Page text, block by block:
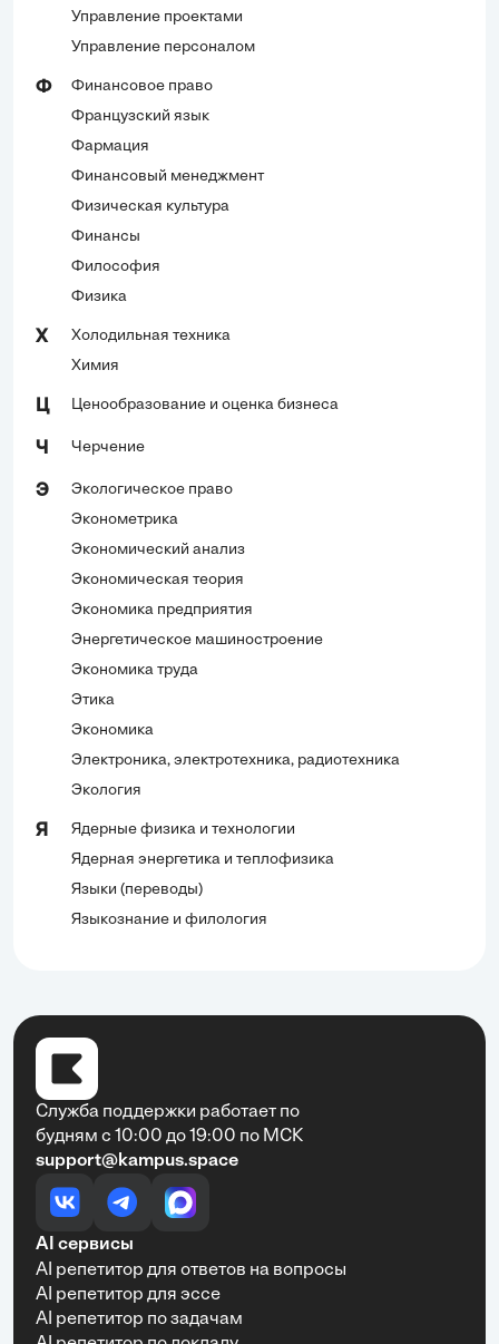
Управление проектами
Управление персоналом
Ф
Финансовое право
Французский язык
Фармация
Финансовый менеджмент
Физическая культура
Финансы
Философия
Физика
Х
Холодильная техника
Химия
Ц Ценообразование и оценка бизнеса
Ч Черчение
Э
Экологическое право
Эконометрика
Экономический анализ
Экономическая теория
Экономика предприятия
Энергетическое машиностроение
Экономика труда
Этика
Экономика
Электроника, электротехника, радиотехника
Экология
Я
Ядерные физика и технологии
Ядерная энергетика и теплофизика
Языки (переводы)
Языкознание и филология
Служба поддержки работает по
будням с 10:00 до 19:00 по МСК
support@kampus.space
AI сервисы
AI репетитор для ответов на вопросы
AI репетитор для эссе
AI репетитор по задачам